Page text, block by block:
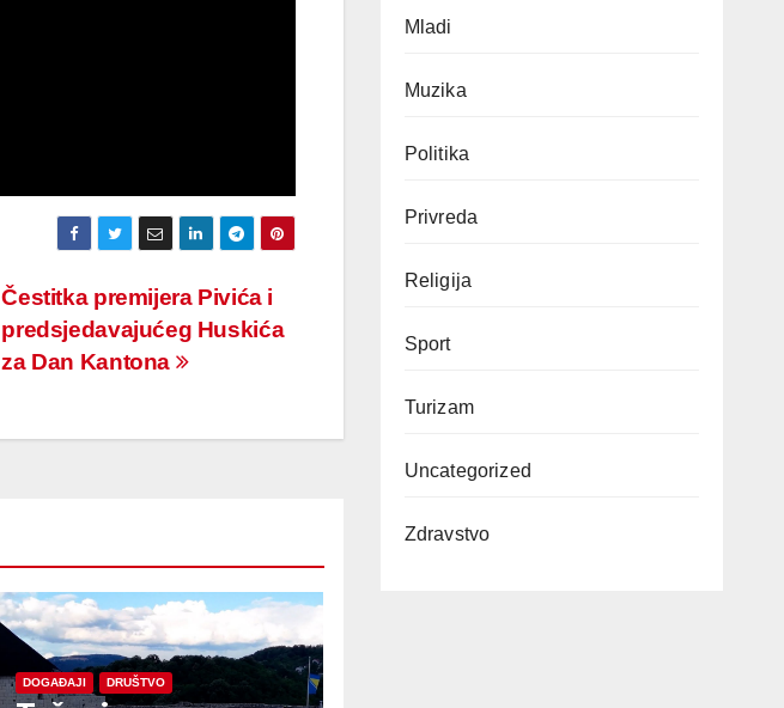
Čestitka premijera Pivića i
predsjedavajućeg Huskića
za Dan Kantona
DOGAĐAJI DRUŠTVO
Mladi
Muzika
Politika
Privreda
Religija
Sport
Turizam
Uncategorized
Zdravstvo